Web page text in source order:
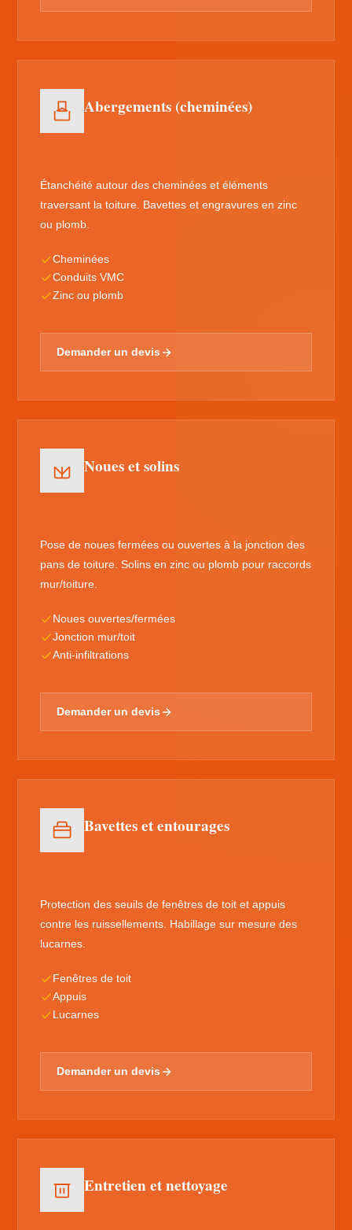
Abergements (cheminées)
Étanchéité autour des cheminées et éléments
traversant la toiture. Bavettes et engravures en zinc
ou plomb.
Cheminées
Conduits VMC
Zinc ou plomb
Demander un devis
Noues et solins
Pose de noues fermées ou ouvertes à la jonction des
pans de toiture. Solins en zinc ou plomb pour raccords
mur/toiture.
Noues ouvertes/fermées
Jonction mur/toit
Anti-infiltrations
Demander un devis
Bavettes et entourages
Protection des seuils de fenêtres de toit et appuis
contre les ruissellements. Habillage sur mesure des
lucarnes.
Fenêtres de toit
Appuis
Lucarnes
Demander un devis
Entretien et nettoyage